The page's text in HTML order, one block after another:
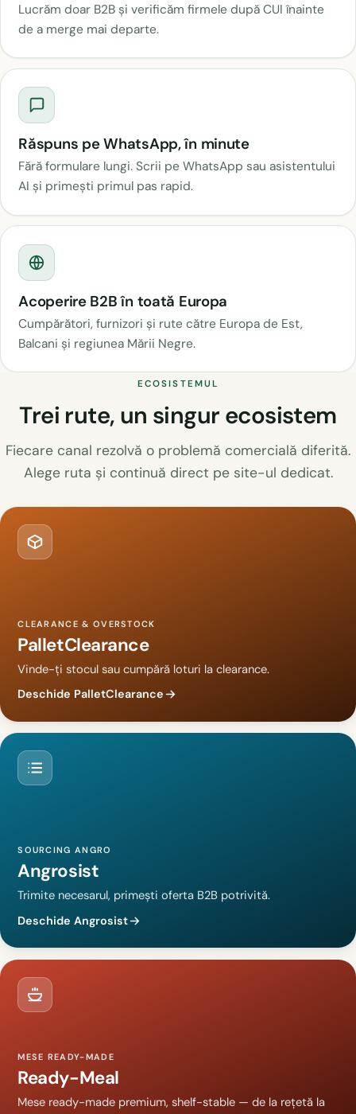
Lucrăm doar B2B și verificăm firmele după CUI înainte
de a merge mai departe.
Răspuns pe WhatsApp, în minute
Fără formulare lungi. Scrii pe WhatsApp sau asistentului
AI și primești primul pas rapid.
Acoperire B2B în toată Europa
Cumpărători, furnizori și rute către Europa de Est,
Balcani și regiunea Mării Negre.
ECOSISTEMUL
Trei rute, un singur ecosistem
Fiecare canal rezolvă o problemă comercială diferită.
Alege ruta și continuă direct pe site-ul dedicat.
CLEARANCE & OVERSTOCK
PalletClearance
Vinde-ți stocul sau cumpără loturi la clearance.
Deschide PalletClearance
SOURCING ANGRO
Angrosist
Trimite necesarul, primești oferta B2B potrivită.
Deschide Angrosist
MESE READY-MADE
Ready-Meal
Mese ready-made premium, shelf-stable — de la rețetă la